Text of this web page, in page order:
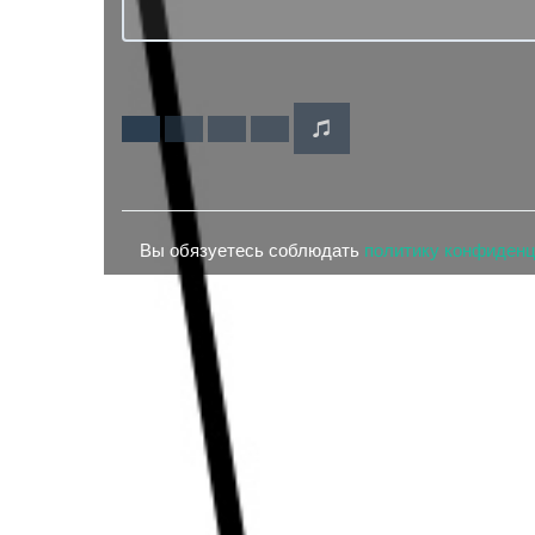
Вы обязуетесь соблюдать политику